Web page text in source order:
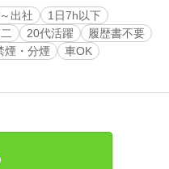
出社
1日7h以下
20代活躍
履歴書不要
煙・分煙 車OK